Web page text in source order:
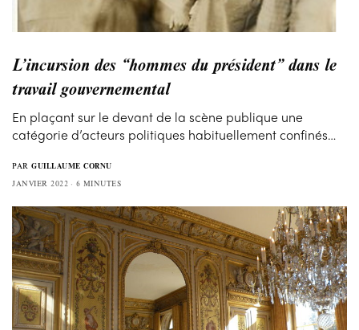
L’incursion des “hommes du président” dans le
travail gouvernemental
En plaçant sur le devant de la scène publique une
catégorie d’acteurs politiques habituellement confinés…
PAR GUILLAUME CORNU
JANVIER 2022
6 MINUTES